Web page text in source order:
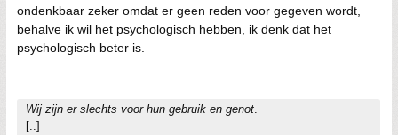
ondenkbaar zeker omdat er geen reden voor gegeven wordt,
behalve ik wil het psychologisch hebben, ik denk dat het
psychologisch beter is.
Wij zijn er slechts voor hun gebruik en genot.
[..]